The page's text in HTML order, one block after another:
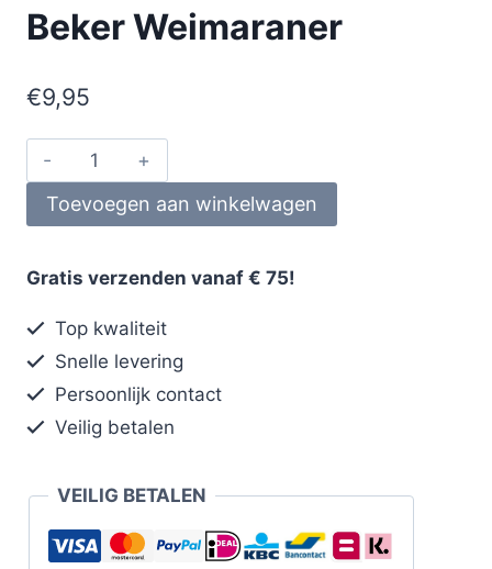
Beker Weimaraner
€9,95
Toevoegen aan winkelwagen
Gratis verzenden vanaf € 75!
Top kwaliteit
Snelle levering
Persoonlijk contact
Veilig betalen
VEILIG BETALEN